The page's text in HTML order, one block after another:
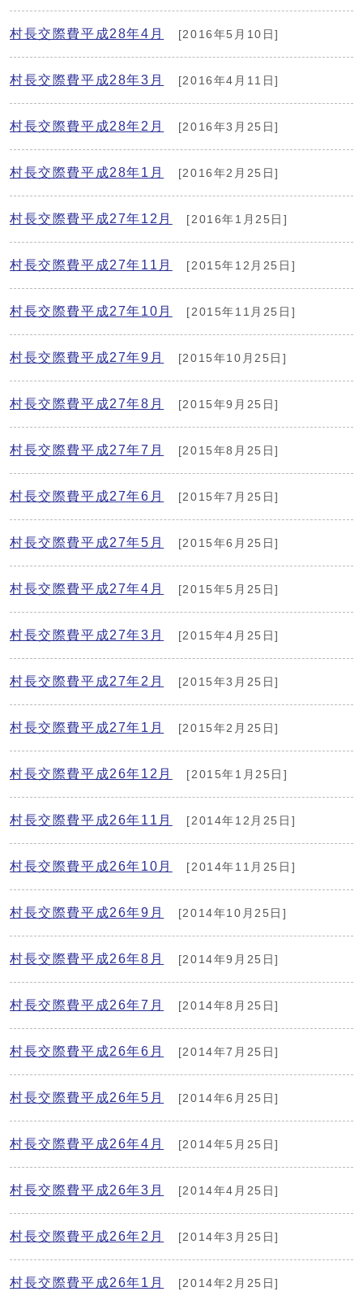
村長交際費平成28年4月 [2016年5月10日]
村長交際費平成28年3月 [2016年4月11日]
村長交際費平成28年2月 [2016年3月25日]
村長交際費平成28年1月 [2016年2月25日]
村長交際費平成27年12月 [2016年1月25日]
村長交際費平成27年11月 [2015年12月25日]
村長交際費平成27年10月 [2015年11月25日]
村長交際費平成27年9月 [2015年10月25日]
村長交際費平成27年8月 [2015年9月25日]
村長交際費平成27年7月 [2015年8月25日]
村長交際費平成27年6月 [2015年7月25日]
村長交際費平成27年5月 [2015年6月25日]
村長交際費平成27年4月 [2015年5月25日]
村長交際費平成27年3月 [2015年4月25日]
村長交際費平成27年2月 [2015年3月25日]
村長交際費平成27年1月 [2015年2月25日]
村長交際費平成26年12月 [2015年1月25日]
村長交際費平成26年11月 [2014年12月25日]
村長交際費平成26年10月 [2014年11月25日]
村長交際費平成26年9月 [2014年10月25日]
村長交際費平成26年8月 [2014年9月25日]
村長交際費平成26年7月 [2014年8月25日]
村長交際費平成26年6月 [2014年7月25日]
村長交際費平成26年5月 [2014年6月25日]
村長交際費平成26年4月 [2014年5月25日]
村長交際費平成26年3月 [2014年4月25日]
村長交際費平成26年2月 [2014年3月25日]
村長交際費平成26年1月 [2014年2月25日]